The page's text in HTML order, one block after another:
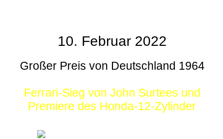
10. Februar 2022
Großer Preis von Deutschland 1964
Ferrari-Sieg von John Surtees und
Premiere des Honda-12-Zylinder